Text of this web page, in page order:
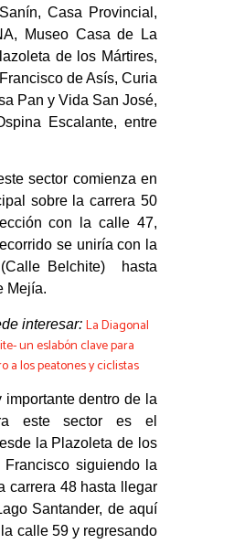
Casa Provincial,
Museo Casa de La
de los Mártires,
de Asís, Curia
Pan y Vida San José,
Escalante, entre
sector comienza en
sobre la carrera 50
con la calle 47,
se uniría con la
Belchite) hasta
Mejía.
interesar: La Diagonal
un eslabón clave para
a los peatones y ciclistas
importante dentro de la
este sector es el
la Plazoleta de los
Francisco siguiendo la
carrera 48 hasta llegar
Santander, de aquí
calle 59 y regresando